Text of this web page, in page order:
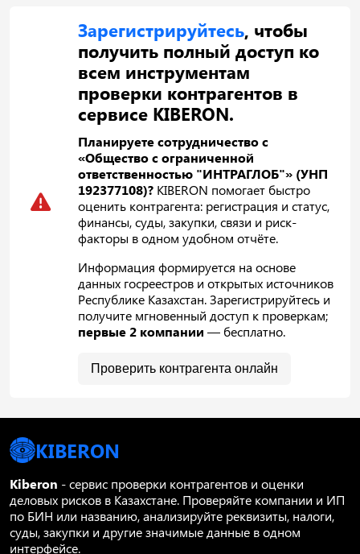
Зарегистрируйтесь, чтобы
получить полный доступ ко
всем инструментам
проверки контрагентов в
сервисе KIBERON.
Планируете сотрудничество с
«Общество с ограниченной
ответственностью "ИНТРАГЛОБ"» (УНП
192377108)? KIBERON помогает быстро
оценить контрагента: регистрация и статус,
финансы, суды, закупки, связи и риск-
факторы в одном удобном отчёте.
Информация формируется на основе
данных госреестров и открытых источников
Республике Казахстан. Зарегистрируйтесь и
получите мгновенный доступ к проверкам;
первые 2 компании — бесплатно.
Проверить контрагента онлайн
KIBERON
Kiberon - сервис проверки контрагентов и оценки
деловых рисков в Казахстане. Проверяйте компании и ИП
по БИН или названию, анализируйте реквизиты, налоги,
суды, закупки и другие значимые данные в одном
интерфейсе.